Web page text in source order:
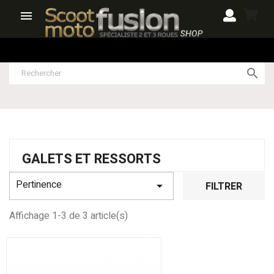


GALETS ET RESSORTS
Pertinence  FILTRER
Affichage 1-3 de 3 article(s)